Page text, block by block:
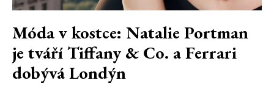
Móda v kostce: Natalie Portman
je tváří Tiffany & Co. a Ferrari
dobývá Londýn